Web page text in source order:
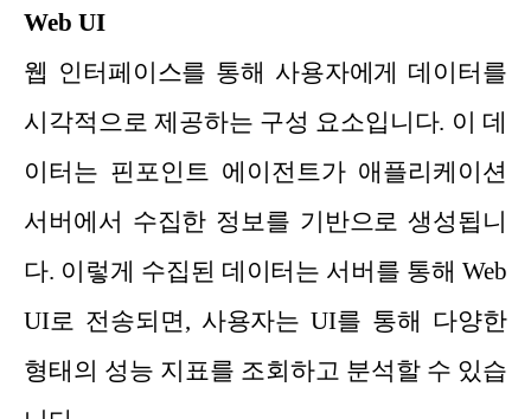
Web UI
웹 인터페이스를 통해 사용자에게 데이터를
시각적으로 제공하는 구성 요소입니다. 이 데
이터는 핀포인트 에이전트가 애플리케이션
서버에서 수집한 정보를 기반으로 생성됩니
다. 이렇게 수집된 데이터는 서버를 통해 Web
UI로 전송되면, 사용자는 UI를 통해 다양한
형태의 성능 지표를 조회하고 분석할 수 있습